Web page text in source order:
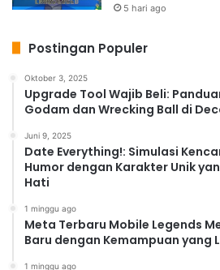
5 hari ago
Postingan Populer
Oktober 3, 2025
Upgrade Tool Wajib Beli:
Godam dan Wrecking Ball di
Juni 9, 2025
Date Everything!: Simulasi
Humor dengan Karakter Unik
Hati
1 minggu ago
Meta Terbaru Mobile Legends
Baru dengan Kemampuan yang
1 minggu ago